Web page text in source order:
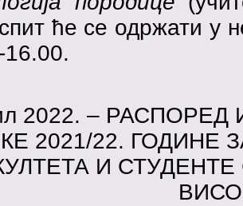
ће се одржати у
2022. –
2021/22. ГОДИНЕ
И